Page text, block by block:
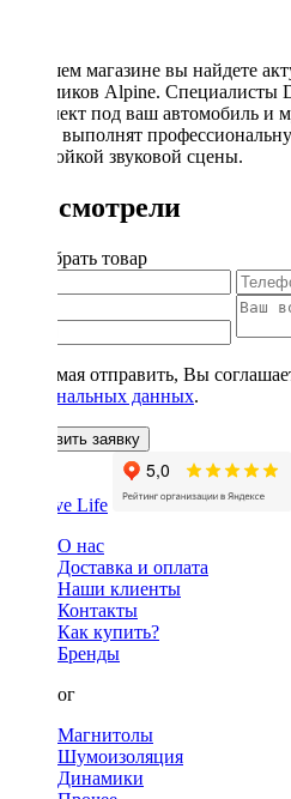
В нашем магазине вы найдете
динамиков Alpine. Специалисты
комплект под ваш автомобиль и
также выполнят
настройкой звуковой сцены.
Вы смотрели
Подобрать товар
Нажимая отправить, Вы
персональных данных.
Оставить заявку
О нас
Доставка и оплата
Наши клиенты
Контакты
Как купить?
Бренды
Каталог
Магнитолы
Шумоизоляция
Динамики